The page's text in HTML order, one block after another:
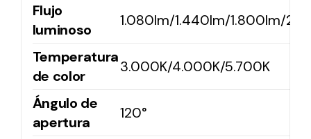
Variety of solar solutions for all kinds of needs.
Flujo
luminoso
1.080lm/1.440lm/1.800lm/
Temperatura
de color
3.000K/4.000K/5.700K
Ángulo de
apertura
120°